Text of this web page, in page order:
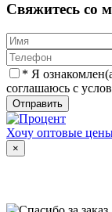
Cвяжитесь со
* Я
соглашаюсь с
Отправить
Хочу оптовые
×